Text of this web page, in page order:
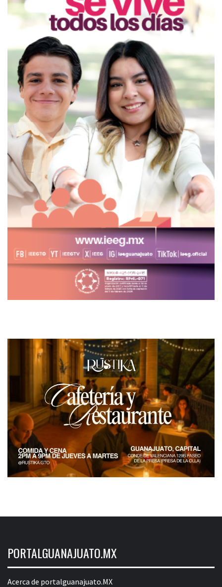
PORTALGUANAJUATO.MX
Acerca de portalguanajuato.MX